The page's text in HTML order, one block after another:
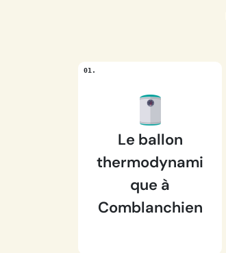
Le ballon
thermodynami
que à
Comblanchien